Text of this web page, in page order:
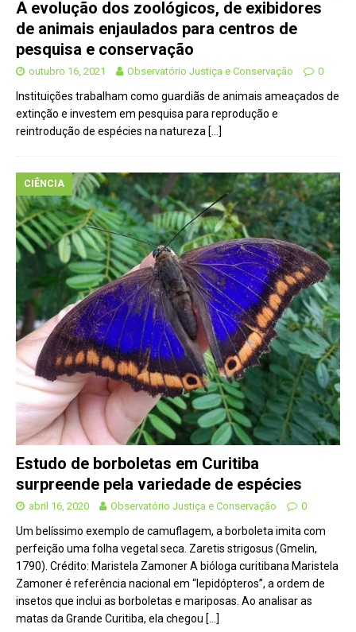
A evolução dos zoológicos, de exibidores
de animais enjaulados para centros de
pesquisa e conservação
outubro 16, 2021 Observatório Justiça e Conservação 0
Instituições trabalham como guardiãs de animais ameaçados de
extinção e investem em pesquisa para reprodução e
reintrodução de espécies na natureza […]
CIÊNCIA
Estudo de borboletas em Curitiba
surpreende pela variedade de espécies
abril 16, 2020 Observatório Justiça e Conservação 0
Um belíssimo exemplo de camuflagem, a borboleta imita com
perfeição uma folha vegetal seca. Zaretis strigosus (Gmelin,
1790). Crédito: Maristela Zamoner A bióloga curitibana Maristela
Zamoner é referência nacional em “lepidópteros”, a ordem de
insetos que inclui as borboletas e mariposas. Ao analisar as
matas da Grande Curitiba, ela chegou […]